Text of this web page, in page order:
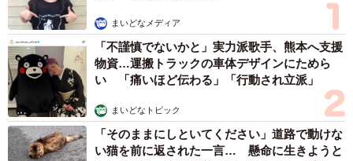
まいどなメディア
「不謹慎でないかと」実力派歌手、熊本へ支援
物資…運搬トラックの車体デザインにためら
い 「痛いほど伝わる」「行動され立派」
まいどなトピック
「そのままにしといてください」道路で動けな
い猫を前に返された一言… 懸命に生きようと